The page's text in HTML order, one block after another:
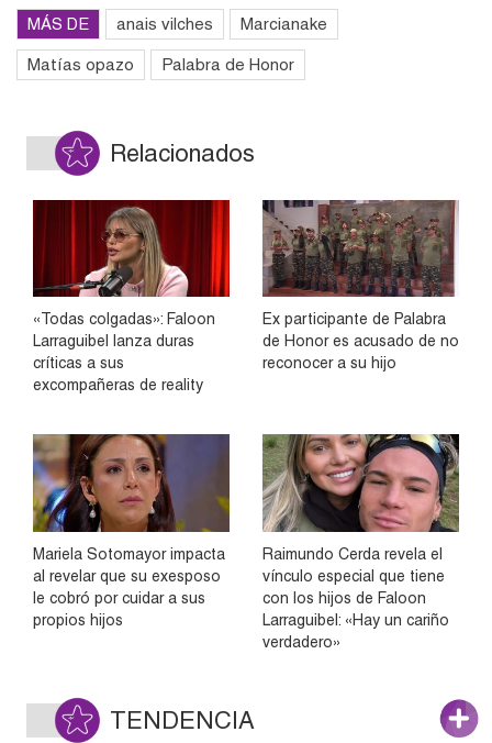
MÁS DE anais vilches Marcianake
Matías opazo Palabra de Honor
Relacionados
«Todas colgadas»: Faloon
Larraguibel lanza duras
críticas a sus
excompañeras de reality
Ex participante de Palabra
de Honor es acusado de no
reconocer a su hijo
Mariela Sotomayor impacta
al revelar que su exesposo
le cobró por cuidar a sus
propios hijos
Raimundo Cerda revela el
vínculo especial que tiene
con los hijos de Faloon
Larraguibel: «Hay un cariño
verdadero»
TENDENCIA